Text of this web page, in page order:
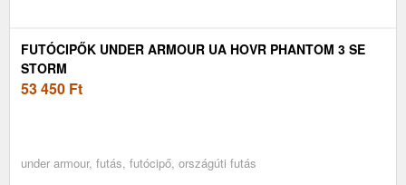
FUTÓCIPŐK UNDER ARMOUR UA HOVR PHANTOM 3 SE
STORM
53 450 Ft
under armour, futás, futócipő, országúti futás